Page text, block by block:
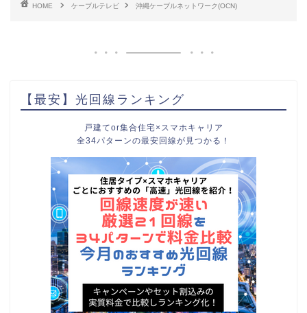
HOME ケーブルテレビ 沖縄ケーブルネットワーク(OCN)
【最安】光回線ランキング
戸建てor集合住宅×スマホキャリア
全34パターンの最安回線が見つかる！